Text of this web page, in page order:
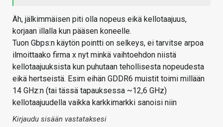
Äh, jälkimmäisen piti olla nopeus eikä kellotaajuus,
korjaan illalla kun pääsen koneelle.
Tuon Gbps:n käytön pointti on selkeys, ei tarvitse arpoa
ilmoittaako firma x nyt minkä vaihtoehdon niistä
kellotaajuuksista kun puhutaan tehollisesta nopeudesta
eikä hertseistä. Esim eihän GDDR6 muistit toimi millään
14 GHz:n (tai tässä tapauksessa ~12,6 GHz)
kellotaajuudella vaikka karkkimarkki sanoisi niin
Kirjaudu sisään vastataksesi